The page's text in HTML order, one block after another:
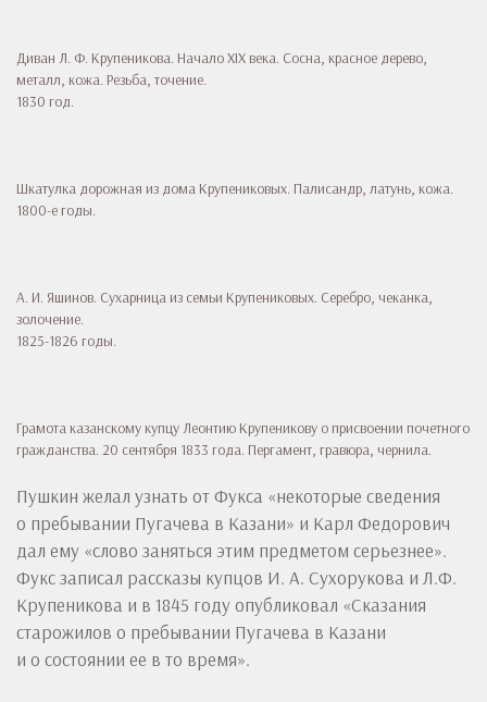
Диван Л. Ф. Крупеникова. Начало XIX века. Сосна, красное дерево,
металл, кожа. Резьба, точение.
1830 год.
Шкатулка дорожная из дома Крупениковых. Палисандр, латунь, кожа.
1800-е годы.
А. И. Яшинов. Сухарница из семьи Крупениковых. Серебро, чеканка,
золочение.
1825-1826 годы.
Грамота казанскому купцу Леонтию Крупеникову о присвоении почетного
гражданства. 20 сентября 1833 года. Пергамент, гравюра, чернила.
Пушкин желал узнать от Фукса «некоторые сведения
о пребывании Пугачева в Казани» и Карл Федорович
дал ему «слово заняться этим предметом серьезнее».
Фукс записал рассказы купцов И. А. Сухорукова и Л.Ф.
Крупеникова и в 1845 году опубликовал «Сказания
старожилов о пребывании Пугачева в Казани
и о состоянии ее в то время».